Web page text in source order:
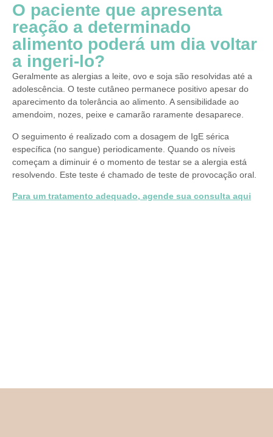
O paciente que apresenta
reação a determinado
alimento poderá um dia voltar
a ingeri-lo?
Geralmente as alergias a leite, ovo e soja são resolvidas até a
adolescência. O teste cutâneo permanece positivo apesar do
aparecimento da tolerância ao alimento. A sensibilidade ao
amendoim, nozes, peixe e camarão raramente desaparece.
O seguimento é realizado com a dosagem de IgE sérica
específica (no sangue) periodicamente. Quando os níveis
começam a diminuir é o momento de testar se a alergia está
resolvendo. Este teste é chamado de teste de provocação oral.
Para um tratamento adequado, agende sua consulta aqui